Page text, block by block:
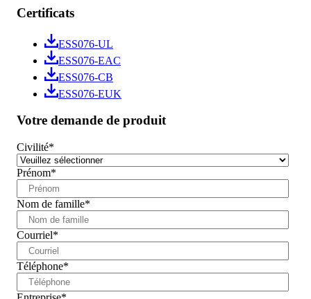
Certificats
ESS076-UL
ESS076-EAC
ESS076-CB
ESS076-EUK
Votre demande de produit
Civilité*
Prénom*
Nom de famille*
Courriel*
Téléphone*